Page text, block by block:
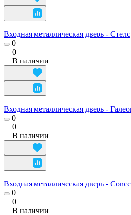
Входная металлическая дверь - Стелс
0
0
В наличии
Входная металлическая дверь -
0
0
В наличии
Входная металлическая дверь -
0
0
В наличии